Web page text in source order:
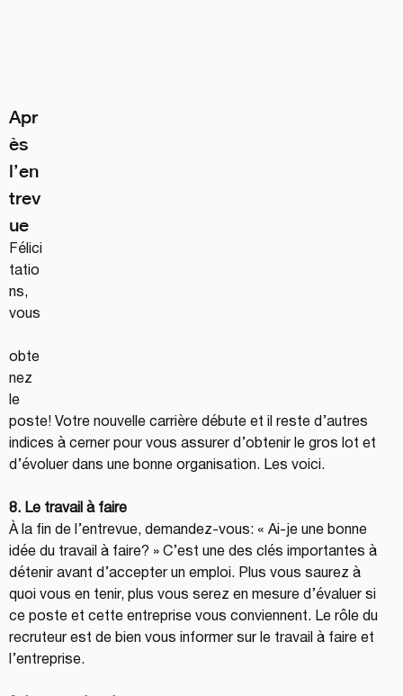
Apr
ès
l’en
trev
ue
Félici
tatio
ns,
vous
obte
nez
le
poste! Votre nouvelle carrière débute et il reste d’autres
indices à cerner pour vous assurer d’obtenir le gros lot et
d’évoluer dans une bonne organisation. Les voici.
8. Le travail à faire
À la fin de l’entrevue, demandez-vous: « Ai-je une bonne
idée du travail à faire? » C’est une des clés importantes à
détenir avant d’accepter un emploi. Plus vous saurez à
quoi vous en tenir, plus vous serez en mesure d’évaluer si
ce poste et cette entreprise vous conviennent. Le rôle du
recruteur est de bien vous informer sur le travail à faire et
l’entreprise.